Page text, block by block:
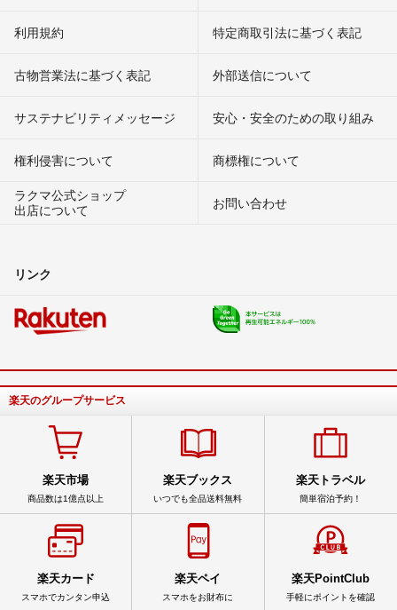
利用規約 特定商取引法に基づく表記
古物営業法に基づく表記 外部送信について
サステナビリティメッセージ 安心・安全のための取り組み
権利侵害について
商標権について
ラクマ公式ショップ
出店について
お問い合わせ
リンク
楽天のグループサービス
楽天市場
商品数は1億点以上
楽天ブックス
いつでも全品送料無料
楽天トラベル
簡単宿泊予約！
楽天カード
スマホでカンタン申込
楽天ペイ
スマホをお財布に
楽天PointClub
手軽にポイントを確認